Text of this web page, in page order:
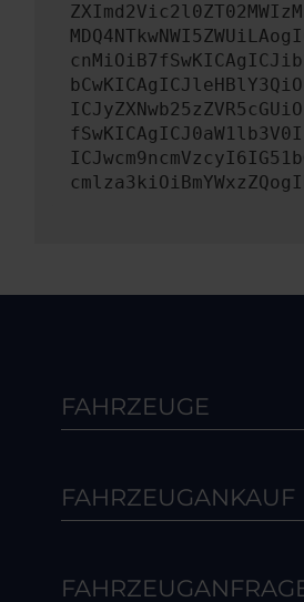
FAHRZEUGE
FAHRZEUGANKAUF